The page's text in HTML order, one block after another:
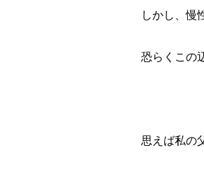
しかし、慢
恐らくこの
思えば私の